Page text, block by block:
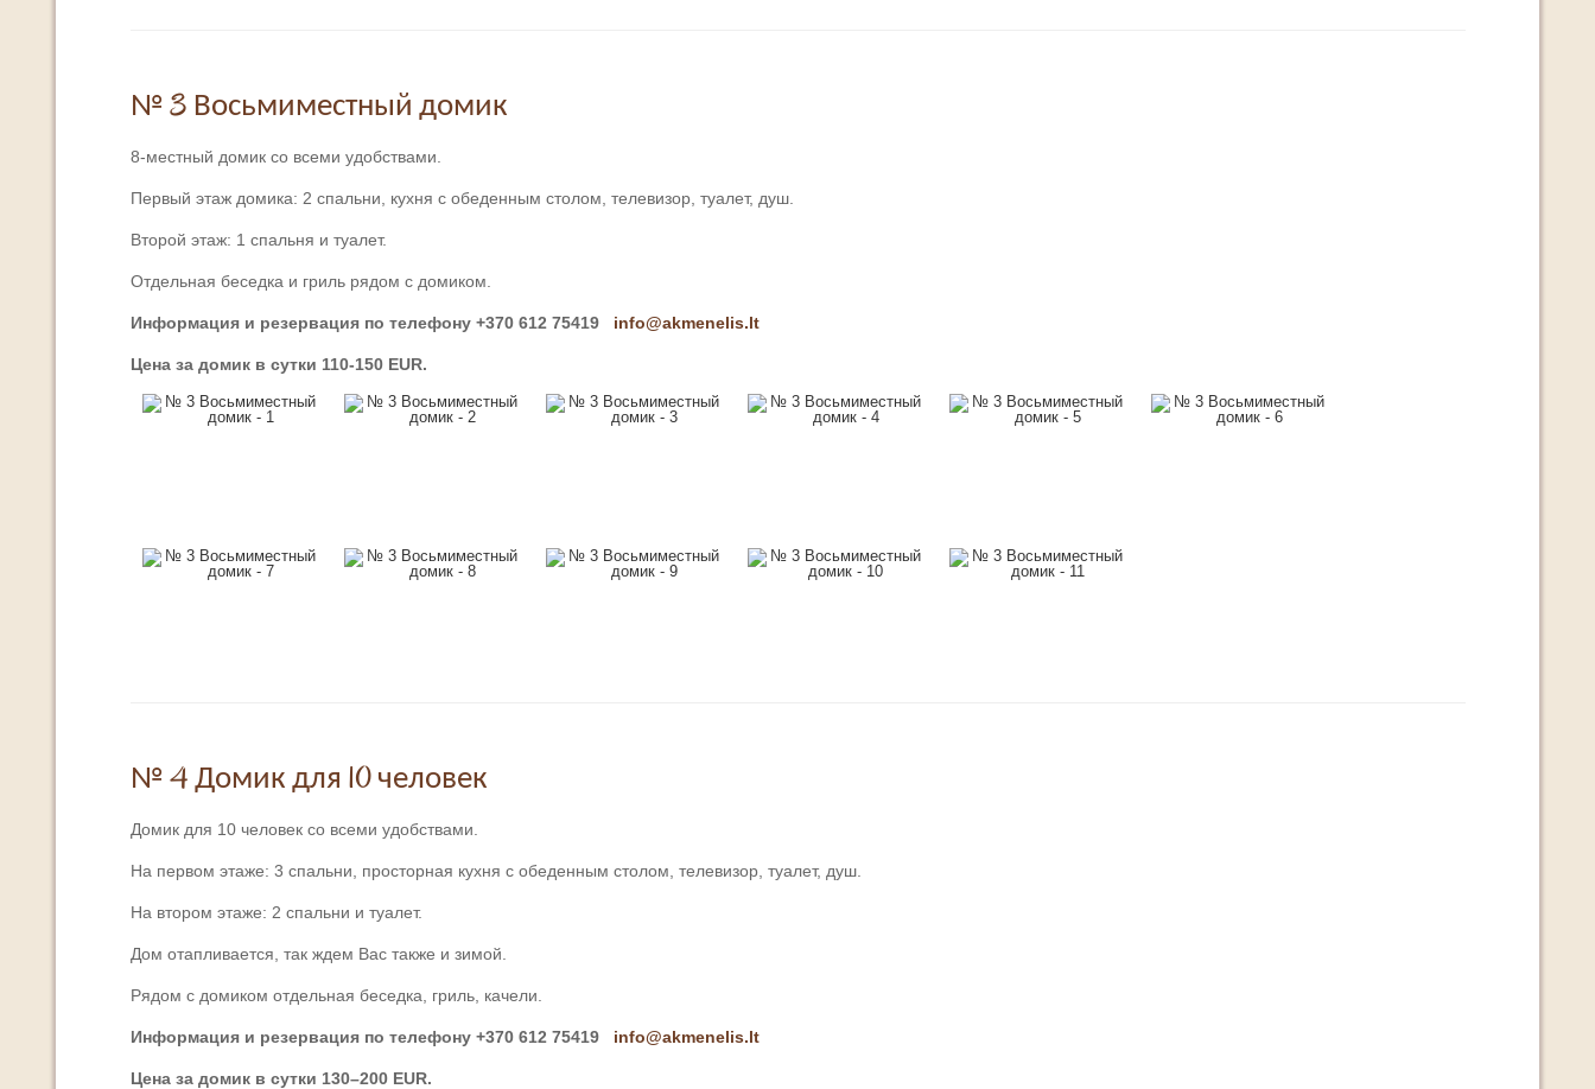
№ 3 Восьмиместный домик
8-местный домик со всеми удобствами.
Первый этаж домика: 2 спальни, кухня с обеденным столом, телевизор, туалет, душ.
Второй этаж: 1 спальня и туалет.
Отдельная беседка и гриль рядом с домиком.
Информация и резервация по телефону +370 612 75419 info@akmenelis.lt
Цена за домик в сутки 110-150 EUR.
№ 4 Домик для 10 человек
Домик для 10 человек со всеми удобствами.
На первом этаже: 3 спальни, просторная кухня с обеденным столом, телевизор, туалет, душ.
На втором этаже: 2 спальни и туалет.
Дом отапливается, так ждем Вас также и зимой.
Рядом с домиком отдельная беседка, гриль, качели.
Информация и резервация по телефону +370 612 75419 info@akmenelis.lt
Цена за домик в сутки 130–200 EUR.